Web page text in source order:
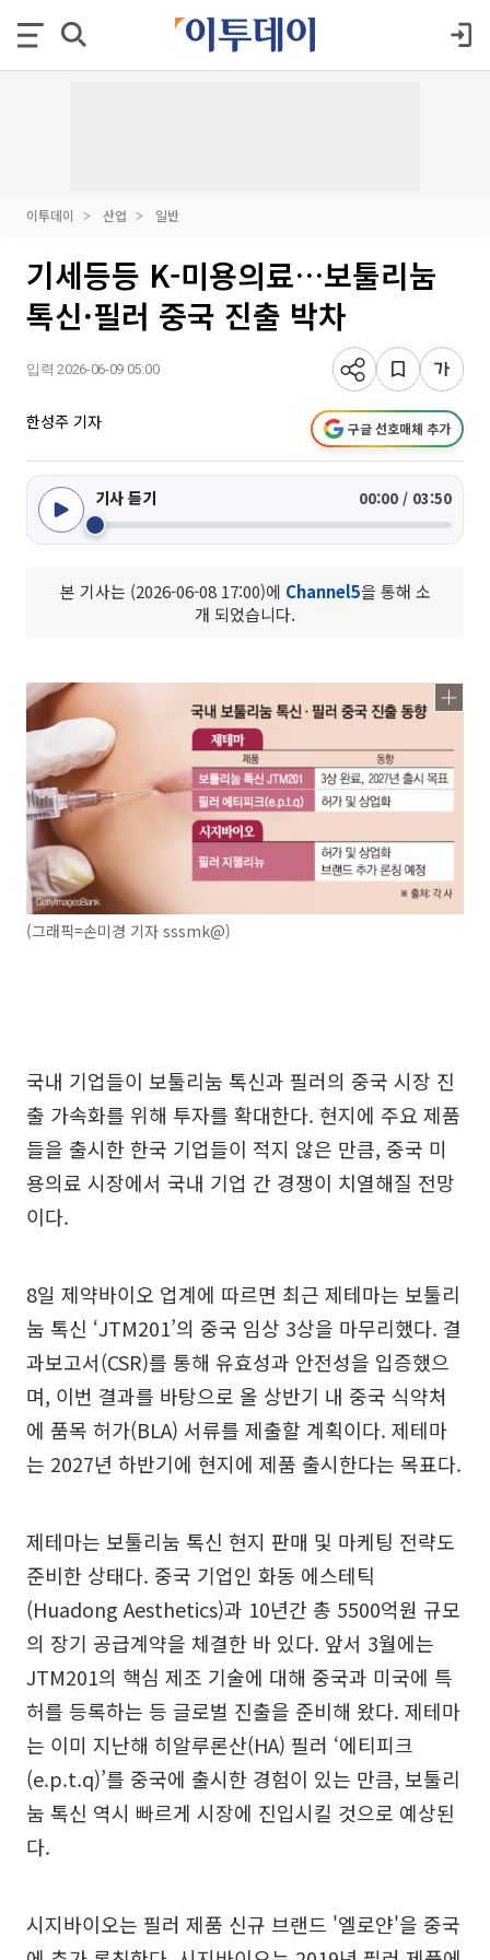
이투데이 산업 일반
기세등등 K-미용의료…보툴리눔
톡신·필러 중국 진출 박차
입력 2026-06-09 05:00
한성주 기자 구글 선호매체 추가
기사 듣기 00:00 / 03:50
본 기사는 (2026-06-08 17:00)에 Channel5을 통해 소
개 되었습니다.
(그래픽=손미경 기자 sssmk@)
국내 기업들이 보툴리눔 톡신과 필러의 중국 시장 진
출 가속화를 위해 투자를 확대한다. 현지에 주요 제품
들을 출시한 한국 기업들이 적지 않은 만큼, 중국 미
용의료 시장에서 국내 기업 간 경쟁이 치열해질 전망
이다.
8일 제약바이오 업계에 따르면 최근 제테마는 보툴리
눔 톡신 ‘JTM201’의 중국 임상 3상을 마무리했다. 결
과보고서(CSR)를 통해 유효성과 안전성을 입증했으
며, 이번 결과를 바탕으로 올 상반기 내 중국 식약처
에 품목 허가(BLA) 서류를 제출할 계획이다. 제테마
는 2027년 하반기에 현지에 제품 출시한다는 목표다.
제테마는 보툴리눔 톡신 현지 판매 및 마케팅 전략도
준비한 상태다. 중국 기업인 화동 에스테틱
(Huadong Aesthetics)과 10년간 총 5500억원 규모
의 장기 공급계약을 체결한 바 있다. 앞서 3월에는
JTM201의 핵심 제조 기술에 대해 중국과 미국에 특
허를 등록하는 등 글로벌 진출을 준비해 왔다. 제테마
는 이미 지난해 히알루론산(HA) 필러 ‘에티피크
(e.p.t.q)’를 중국에 출시한 경험이 있는 만큼, 보툴리
눔 톡신 역시 빠르게 시장에 진입시킬 것으로 예상된
다.
시지바이오는 필러 제품 신규 브랜드 '엘로얀'을 중국